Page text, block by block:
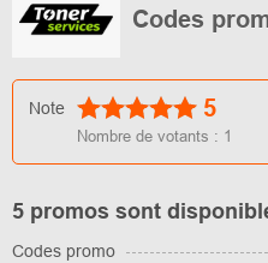
Codes
Note 5
Nombre de votants : 1
5 promos sont
Codes promo